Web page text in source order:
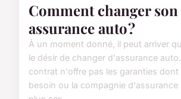
Comment changer son
assurance auto ?
À un moment donné, il peut arriver
le désir de changer d'assurance
contrat n'offre pas les garanties dont
besoin ou la compagnie d'assurance